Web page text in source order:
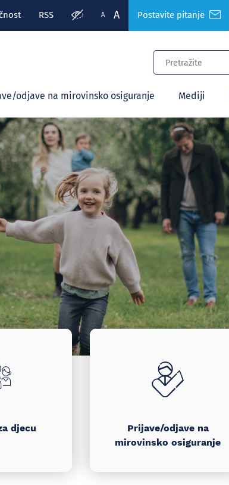
RSS A A Postavite pitanje
odjave na mirovinsko osiguranje Mediji
djecu
Prijave/odjave na
mirovinsko osiguranje